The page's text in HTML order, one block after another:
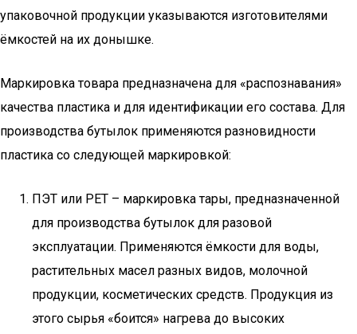
упаковочной продукции указываются изготовителями
ёмкостей на их донышке.
Маркировка товара предназначена для «распознавания»
качества пластика и для идентификации его состава. Для
производства бутылок применяются разновидности
пластика со следующей маркировкой:
ПЭТ или PET – маркировка тары, предназначенной
для производства бутылок для разовой
эксплуатации. Применяются ёмкости для воды,
растительных масел разных видов, молочной
продукции, косметических средств. Продукция из
этого сырья «боится» нагрева до высоких